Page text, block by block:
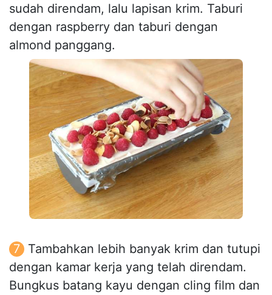
sudah direndam, lalu lapisan krim. Taburi
dengan raspberry dan taburi dengan
almond panggang.
Tambahkan lebih banyak krim dan tutupi
dengan kamar kerja yang telah direndam.
Bungkus batang kayu dengan cling film dan